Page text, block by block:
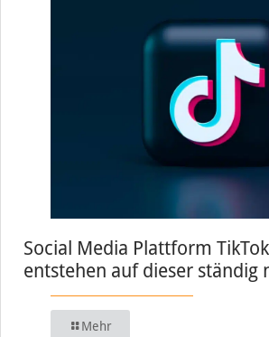
Social Media Plattform
entstehen auf dieser ständig
Mehr